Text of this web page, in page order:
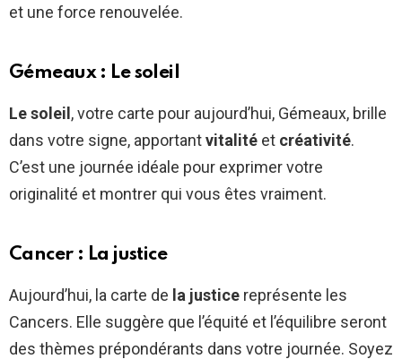
et une force renouvelée.
Gémeaux : Le soleil
Le soleil, votre carte pour aujourd’hui, Gémeaux, brille
dans votre signe, apportantvitalité et créativité.
C’est une journée idéale pour exprimer votre
originalité et montrer qui vous êtes vraiment.
Cancer : La justice
Aujourd’hui, la carte de la justice représente les
Cancers. Elle suggère que l’équité et l’équilibre seront
des thèmes prépondérants dans votre journée. Soyez